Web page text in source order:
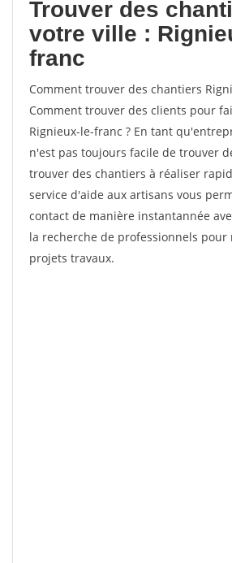
Trouver des
votre ville :
franc
Comment trouver des chantiers
Comment trouver des clients pour
Rignieux-le-franc ? En tant
n'est pas toujours facile de trouver
trouver des chantiers à réaliser
service d'aide aux artisans vous
contact de manière instantannée
la recherche de professionnels pour
projets travaux.